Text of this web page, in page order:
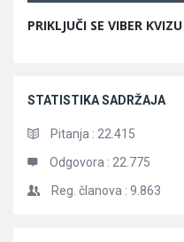
PRIKLJUČI SE VIBER KVIZU
STATISTIKA SADRŽAJA
Pitanja : 22.415
Odgovora : 22.775
Reg. članova : 9.863